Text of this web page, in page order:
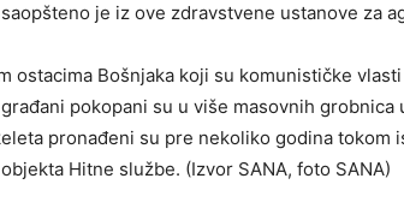
je iz ove zdravstvene ustanove za
ostacima Bošnjaka koji su komunističke
pokopani su u više masovnih grobnica
pronađeni su pre nekoliko godina tokom
Hitne službe. (Izvor SANA, foto SANA)